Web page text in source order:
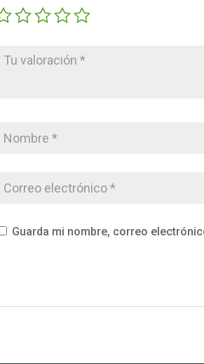
Guarda mi nombre, correo